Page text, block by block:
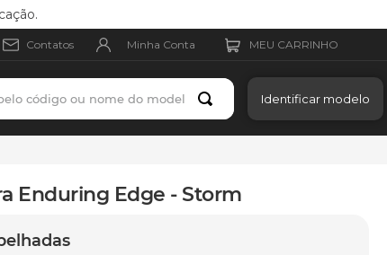
Contatos Minha Conta
código ou nome do modelo
Identificar modelo
Enduring Edge - Storm